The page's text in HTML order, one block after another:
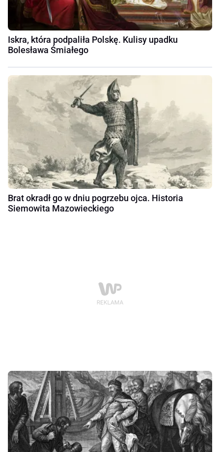
Iskra, która podpaliła Polskę. Kulisy upadku
Bolesława Śmiałego
Brat okradł go w dniu pogrzebu ojca. Historia
Siemowita Mazowieckiego